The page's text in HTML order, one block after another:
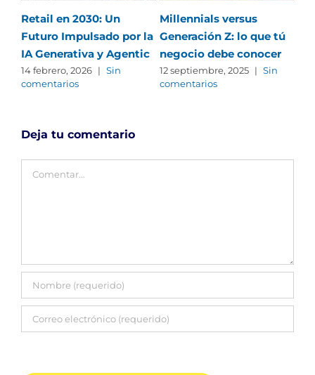
Retail en 2030: Un
Futuro Impulsado por la
IA Generativa y Agentic
14 febrero, 2026 | Sin
comentarios
Millennials versus
Generación Z: lo que tú
negocio debe conocer
12 septiembre, 2025 | Sin
comentarios
Deja tu comentario
Comentar